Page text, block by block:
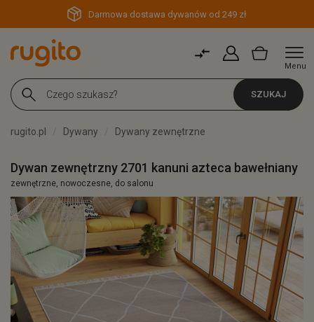
Darmowa dostawa dywanów od 249 zł
Menu
SZUKAJ
rugito.pl Dywany Dywany zewnętrzne
Dywan zewnętrzny 2701 kanuni azteca bawełniany
zewnętrzne, nowoczesne, do salonu